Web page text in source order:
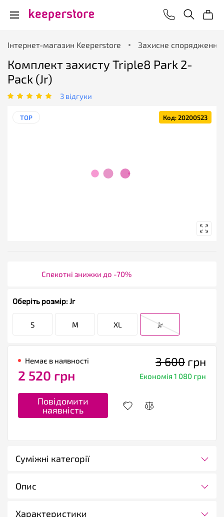
Інтернет-магазин Keeperstore Захисне спорядження
Комплект захисту Triple8 Park 2-
Pack (Jr)
3 відгуки
TOP Код: 20200523
Спекотні знижки до -70%
Оберіть розмір: Jr
S M XL Jr
Немає в наявності
2 520 грн
3 600 грн
Економія 1 080 грн
Повідомити
наявність
Суміжні категорії
Опис
Характеристики